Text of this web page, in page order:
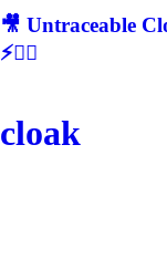
🎥 Untraceable
⚡🕵‍♂
cloak